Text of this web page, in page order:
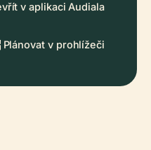
v aplikaci Audiala
Plánovat v prohlížeči